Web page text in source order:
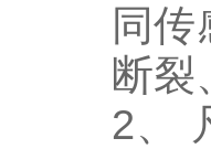
同
断裂
2、